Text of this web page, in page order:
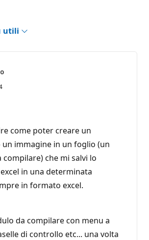
utili
come poter creare un
un immagine in un foglio (un
compilare) che mi salvi lo
in una determinata
in formato excel.
da compilare con menu a
di controllo etc... una volta